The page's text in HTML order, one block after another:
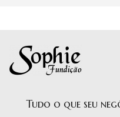
Tudo o que seu